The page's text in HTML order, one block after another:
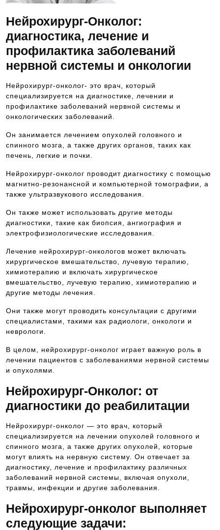
Нейрохирург-Онколог:
диагностика, лечение и
профилактика заболеваний
нервной системы и онкологии
Нейрохирург-онколог- это врач, который
специализируется на диагностике, лечении и
профилактике заболеваний нервной системы и
онкологических заболеваний.
Он занимается лечением опухолей головного и
спинного мозга, а также других органов, таких как
печень, легкие и почки.
Нейрохирург-онколог проводит диагностику с помощью
магнитно-резонансной и компьютерной томографии, а
также ультразвукового исследования.
Он также может использовать другие методы
диагностики, такие как биопсия, ангиография и
электрофизиологические исследования.
Лечение нейрохирург-онкологов может включать
хирургическое вмешательство, лучевую терапию,
химиотерапию и включать хирургическое
вмешательство, лучевую терапию, химиотерапию и
другие методы лечения.
Они также могут проводить консультации с другими
специалистами, такими как радиологи, онкологи и
неврологи.
В целом, нейрохирург-онколог играет важную роль в
лечении пациентов с заболеваниями нервной системы
и опухолями.
Нейрохирург-Онколог: от
диагностики до реабилитации
Нейрохирург-онколог — это врач, который
специализируется на лечении опухолей головного и
спинного мозга, а также других опухолей, которые
могут влиять на нервную систему. Он отвечает за
диагностику, лечение и профилактику различных
заболеваний нервной системы, включая опухоли,
травмы, инфекции и другие заболевания.
Нейрохирург-онколог выполняет
следующие задачи: